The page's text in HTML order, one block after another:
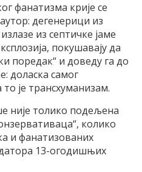
фанатизма крије се
дегенерици из
из септичке јаме
покушавају да
поредак“ и доведу га до
доласка самог
је трансхуманизам.
није толико подељена
колико
и фанатизованих
13-огодишњих